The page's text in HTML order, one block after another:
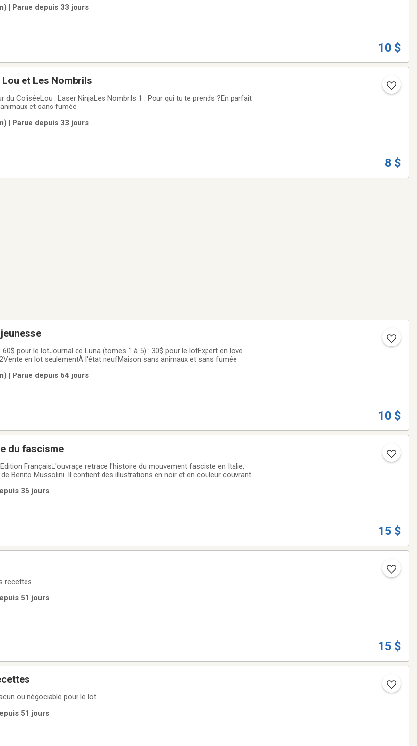
| Parue depuis 33 jours
10 $
et Les Nombrils
du ColiséeLou : Laser NinjaLes Nombrils 1 : Pour qui tu te prends ?En parfait
et sans fumée
| Parue depuis 33 jours
8 $
pour le lotJournal de Luna (tomes 1 à 5) : 30$ pour le lotExpert en love
en lot seulementÀ l'état neufMaison sans animaux et sans fumée
| Parue depuis 64 jours
10 $
du fascisme
FrançaisL'ouvrage retrace l'histoire du mouvement fasciste en Italie,
Benito Mussolini. Il contient des illustrations en noir et en couleur couvrant
36 jours
15 $
recettes
51 jours
15 $
ou négociable pour le lot
51 jours